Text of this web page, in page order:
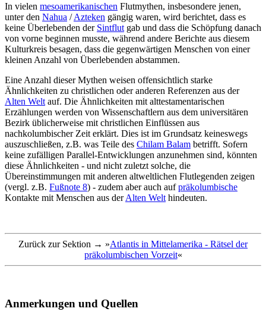
In vielen mesoamerikanischen Flutmythen, insbesondere jenen,
unter den Nahua /Azteken gängig waren, wird berichtet, dass es
keine Überlebenden der Sintflut gab und dass die Schöpfung danach
von vorne beginnen musste, während andere Berichte aus diesem
Kulturkreis besagen, dass die gegenwärtigen Menschen von einer
kleinen Anzahl von Überlebenden abstammen.
Eine Anzahl dieser Mythen weisen offensichtlich starke
Ähnlichkeiten zu christlichen oder anderen Referenzen aus der
Alten Welt auf. Die Ähnlichkeiten mit alttestamentarischen
Erzählungen werden von Wissenschaftlern aus dem universitären
Bezirk üblicherweise mit christlichen Einflüssen aus
nachkolumbischer Zeit erklärt. Dies ist im Grundsatz keineswegs
auszuschließen, z.B. was Teile des Chilam Balam betrifft. Sofern
keine zufälligen Parallel-Entwicklungen anzunehmen sind, könnten
diese Ähnlichkeiten - und nicht zuletzt solche, die
Übereinstimmungen mit anderen altweltlichen Flutlegenden zeigen
(vergl. z.B. Fußnote 8) - zudem aber auch aufpräkolumbische
Kontakte mit Menschen aus derAlten Welt hindeuten.
Zurück zur Sektion → »Atlantis in Mittelamerika - Rätsel der
präkolumbischen Vorzeit«
Anmerkungen und Quellen